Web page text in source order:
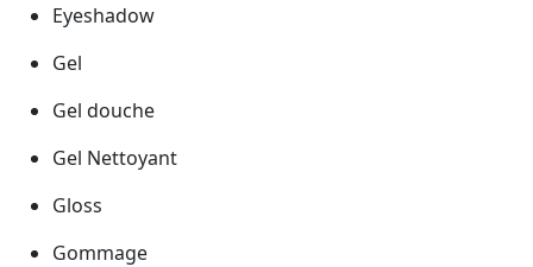
Eyeshadow
Gel
Gel douche
Gel Nettoyant
Gloss
Gommage